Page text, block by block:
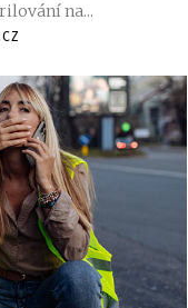
na...